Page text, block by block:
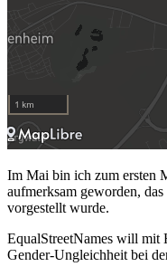
Im Mai bin ich zum ersten
aufmerksam geworden,
vorgestellt wurde.
EqualStreetNames will mit
Gender-Ungleichheit bei